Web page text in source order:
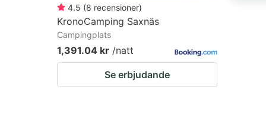
keyboard
shortcuts
for
changing
dates.
4.5 (8 recensioner)
KronoCamping Saxnäs
Campingplats
1,391.04 kr /natt
Se erbjudande